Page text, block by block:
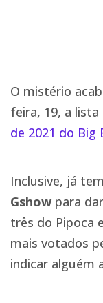
O mistério
feira, 19, a
de 2021 do Big
Inclusive, já
Gshow para
três do Pipoca
mais votados
indicar alguém